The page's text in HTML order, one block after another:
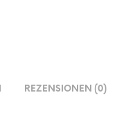
REZENSIONEN (0)